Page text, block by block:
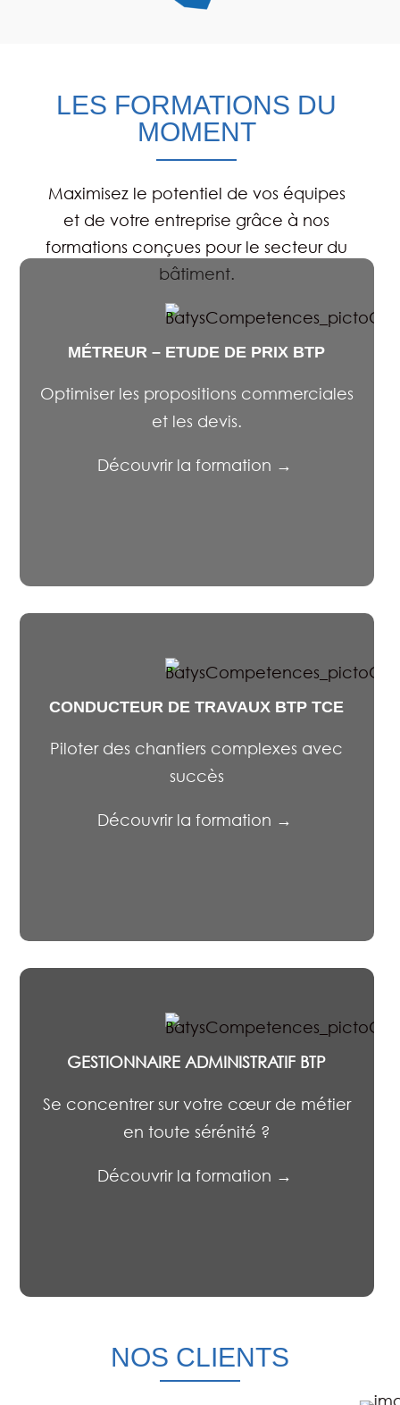
LES FORMATIONS DU
MOMENT
Maximisez le potentiel de vos équipes
et de votre entreprise grâce à nos
formations conçues pour le secteur du
bâtiment.
MÉTREUR – ETUDE DE PRIX BTP
Optimiser les propositions commerciales
et les devis.
Découvrir la formation →
CONDUCTEUR DE TRAVAUX BTP TCE
Piloter des chantiers complexes avec
succès
Découvrir la formation →
GESTIONNAIRE ADMINISTRATIF BTP
Se concentrer sur votre cœur de métier
en toute sérénité ?
Découvrir la formation →
NOS CLIENTS